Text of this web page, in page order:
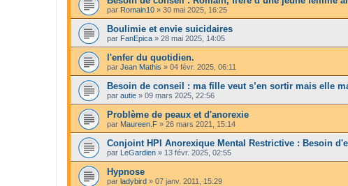
par Romain10 » 30 mai 2025, 16:25
Boulimie et envie suicidaires
par FanEpica » 28 mai 2025, 14:05
l'enfer du quotidien.
par Jean Mathis » 04 févr. 2025, 06:11
Besoin de conseil : ma fille veut s’en sortir mais elle
par autie » 09 mars 2025, 22:56
Problème de peaux et d'anorexie
par Maureen.F » 26 mars 2021, 15:14
Conjoint HPI Anorexique Mental Restrictive : Besoin
par LeGardien » 13 févr. 2025, 02:55
Hypnose
par ladybird » 07 janv. 2011, 15:29